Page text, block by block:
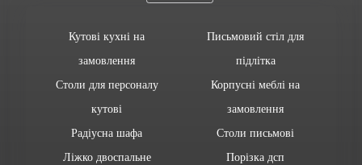
Кутові кухні на
замовлення
Столи для персоналу
кутові
Радіусна шафа
Ліжко двоспальне
Письмовий стіл для
підлітка
Корпусні меблі на
замовлення
Столи письмові
Порізка дсп